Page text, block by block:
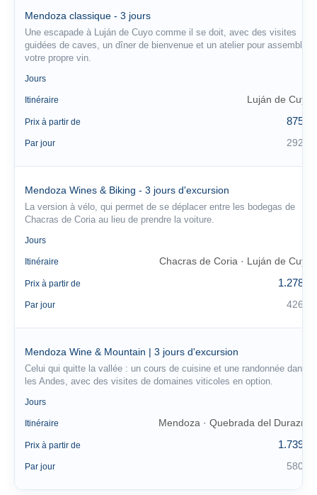
Mendoza classique - 3 jours
Une escapade à Luján de Cuyo comme il se doit, avec des visites
guidées de caves, un dîner de bienvenue et un atelier pour assembler
votre propre vin.
Jours
Itinéraire Luján de Cuyo
Prix à partir de 875 €
Par jour 292 €
Mendoza Wines & Biking - 3 jours d'excursion
La version à vélo, qui permet de se déplacer entre les bodegas de
Chacras de Coria au lieu de prendre la voiture.
Jours
Itinéraire Chacras de Coria · Luján de Cuyo
Prix à partir de 1.278 €
Par jour 426 €
Mendoza Wine & Mountain | 3 jours d'excursion
Celui qui quitte la vallée : un cours de cuisine et une randonnée dans
les Andes, avec des visites de domaines viticoles en option.
Jours
Itinéraire Mendoza · Quebrada del Durazno
Prix à partir de 1.739 €
Par jour 580 €